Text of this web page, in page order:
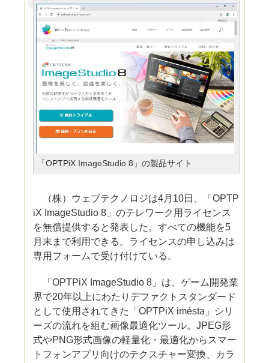
「OPTPiX ImageStudio 8」の製品サイト
（株）ウェブテクノロジは4月10日、「OPTP
iX ImageStudio 8」のテレワーク用ライセンス
を無償提供すると発表した。すべての機能を5
月末まで利用できる。ライセンスの申し込みは
専用フォームで受け付けている。
「OPTPiX ImageStudio 8」は、ゲーム開発業
界で20年以上にわたりデファクトスタンダード
として使用されてきた「OPTPiX imésta」シリ
ーズの流れを組む画像最適化ツール。JPEG形
式やPNG形式画像の軽量化・最適化からスマー
トフォンアプリ向けのテクスチャー変換、カラ